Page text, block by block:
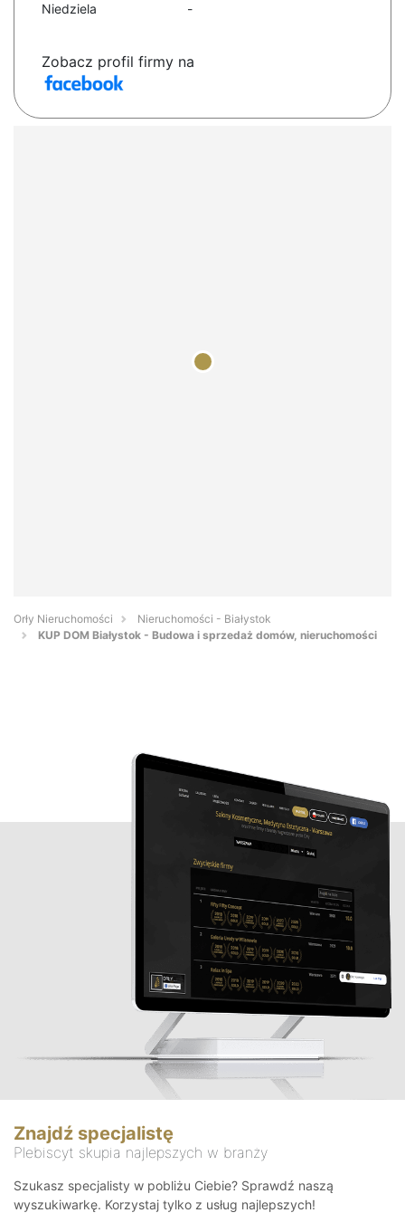
Niedziela
-
Zobacz profil firmy na
Orły Nieruchomości
Nieruchomości - Białystok
KUP DOM Białystok - Budowa i sprzedaż domów, nieruchomości
Znajdź specjalistę
Plebiscyt skupia najlepszych w branży
Szukasz specjalisty w pobliżu Ciebie? Sprawdź naszą
wyszukiwarkę. Korzystaj tylko z usług najlepszych!